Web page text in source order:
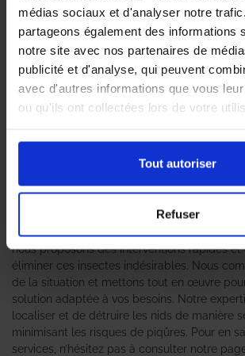
médias sociaux et d'analyser notre
partageons également des informations
notre site avec nos partenaires de
publicité et d'analyse, qui peuvent
avec d'autres informations que vous
ou qu'ils ont collectées lors de votre
Tout autoriser
Refuser
Nous avons pensé à
À Schiltigheim, la présence de guêpes et de
votre habitation. Faire appel à unexpert en
de guêpes et frelons asiatiques
est
sécurité et celle de vos proches. L’agence As
positionne comme le leader dans le
ces nuisibles. Grâce à notre équipe de
nous proposons des interventions rapides et
éliminer ces insectes indésirables. Nous
de la situation et mettons tout en œuvre
solution adaptée à vos besoins. Notre
localiser et de détruire les nids de manière
minimisant les risques de piqûres. Pour en
services, n’hésitez pas à consulter notre